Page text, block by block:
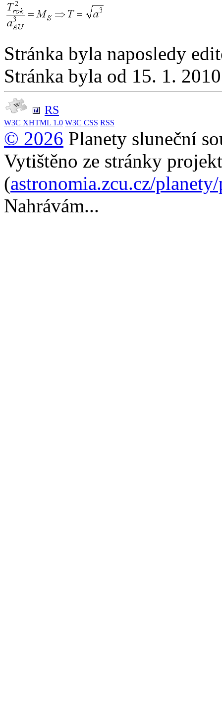
Stránka byla naposledy
Stránka byla od 15. 1.
RS
W3C XHTML 1.0 W3C CSS RSS
© 2026 Planety sluneční
Vytištěno ze stránky
(astronomia.zcu.cz/
Nahrávám...